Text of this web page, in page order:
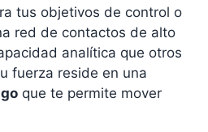
tus objetivos de control o
red de contactos de alto
analítica que otros
fuerza reside en una
que te permite mover